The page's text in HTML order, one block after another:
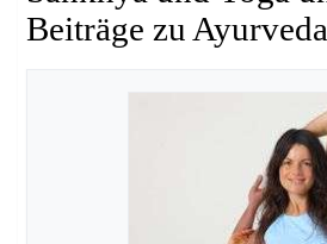
Beiträge zu Ayurveda